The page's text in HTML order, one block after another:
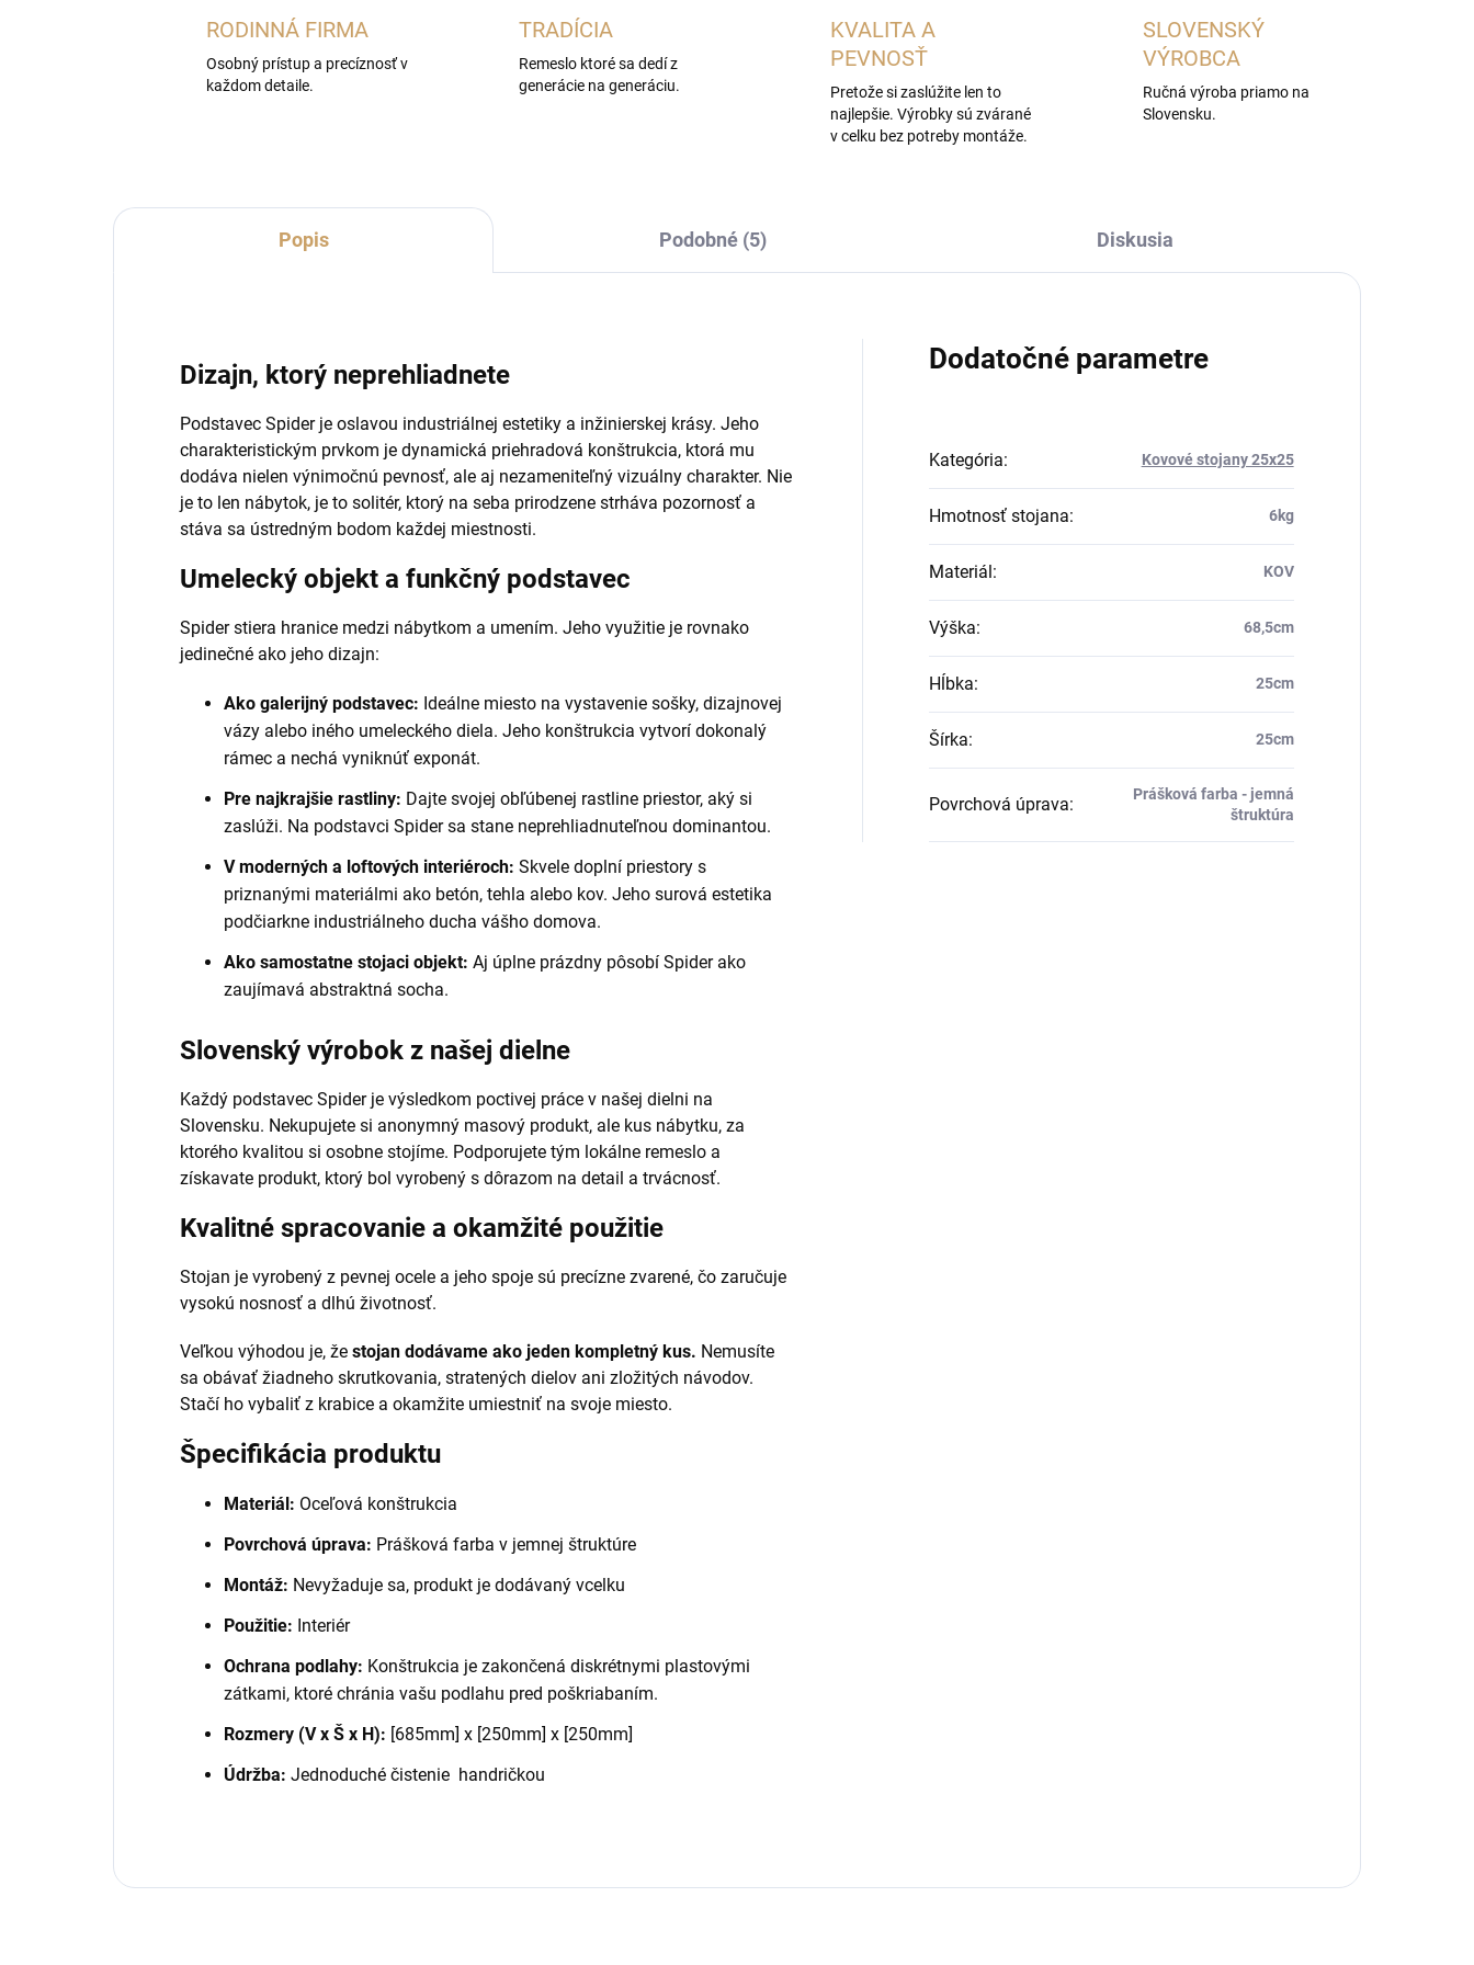
RODINNÁ FIRMA
Osobný prístup a precíznosť v
každom detaile.
TRADÍCIA
Remeslo ktoré sa dedí z
generácie na generáciu.
KVALITA A
PEVNOSŤ
Pretože si zaslúžite len to
najlepšie. Výrobky sú zvárané
v celku bez potreby montáže.
SLOVENSKÝ
VÝROBCA
Ručná výroba priamo na
Slovensku.
Popis Podobné (5) Diskusia
Dizajn, ktorý neprehliadnete
Podstavec Spider je oslavou industriálnej estetiky a inžinierskej krásy. Jeho
charakteristickým prvkom je dynamická priehradová konštrukcia, ktorá mu
dodáva nielen výnimočnú pevnosť, ale aj nezameniteľný vizuálny charakter. Nie
je to len nábytok, je to solitér, ktorý na seba prirodzene strháva pozornosť a
stáva sa ústredným bodom každej miestnosti.
Umelecký objekt a funkčný podstavec
Spider stiera hranice medzi nábytkom a umením. Jeho využitie je rovnako
jedinečné ako jeho dizajn:
Ako galerijný podstavec: Ideálne miesto na vystavenie sošky, dizajnovej
vázy alebo iného umeleckého diela. Jeho konštrukcia vytvorí dokonalý
rámec a nechá vyniknúť exponát.
Pre najkrajšie rastliny: Dajte svojej obľúbenej rastline priestor, aký si
zaslúži. Na podstavci Spider sa stane neprehliadnuteľnou dominantou.
V moderných a loftových interiéroch: Skvele doplní priestory s
priznanými materiálmi ako betón, tehla alebo kov. Jeho surová estetika
podčiarkne industriálneho ducha vášho domova.
Ako samostatne stojaci objekt: Aj úplne prázdny pôsobí Spider ako
zaujímavá abstraktná socha.
Slovenský výrobok z našej dielne
Každý podstavec Spider je výsledkom poctivej práce v našej dielni na
Slovensku. Nekupujete si anonymný masový produkt, ale kus nábytku, za
ktorého kvalitou si osobne stojíme. Podporujete tým lokálne remeslo a
získavate produkt, ktorý bol vyrobený s dôrazom na detail a trvácnosť.
Kvalitné spracovanie a okamžité použitie
Stojan je vyrobený z pevnej ocele a jeho spoje sú precízne zvarené, čo zaručuje
vysokú nosnosť a dlhú životnosť.
Veľkou výhodou je, že stojan dodávame ako jeden kompletný kus. Nemusíte
sa obávať žiadneho skrutkovania, stratených dielov ani zložitých návodov.
Stačí ho vybaliť z krabice a okamžite umiestniť na svoje miesto.
Špecifikácia produktu
Materiál: Oceľová konštrukcia
Povrchová úprava: Prášková farba v jemnej štruktúre
Montáž: Nevyžaduje sa, produkt je dodávaný vcelku
Použitie: Interiér
Ochrana podlahy: Konštrukcia je zakončená diskrétnymi plastovými
zátkami, ktoré chránia vašu podlahu pred poškriabaním.
Rozmery (V x Š x H): [685mm] x [250mm] x [250mm]
Údržba: Jednoduché čistenie handričkou
Dodatočné parametre
Kategória: Kovové stojany 25x25
Hmotnosť stojana: 6kg
Materiál : KOV
Výška: 68,5cm
Hĺbka: 25cm
Šírka: 25cm
Povrchová úprava:
Prášková farba - jemná
štruktúra